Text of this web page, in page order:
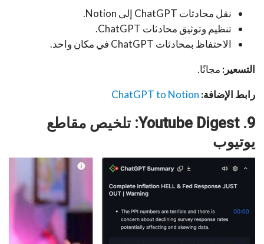
نقل محادثات ChatGPT إلى Notion.
تنظيم وتوثيق محادثات ChatGPT.
الاحتفاظ بمحادثات ChatGPT في مكان واحد.
التسعير: مجانًا.
رابط الإضافة: ChatGPT to Notion
9. Youtube Digest: تلخيص مقاطع
يوتيوب